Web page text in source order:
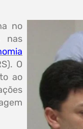
no
nas
O
ao